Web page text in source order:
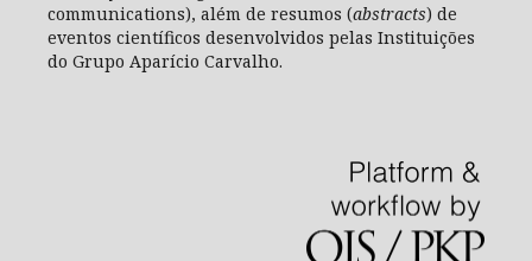
communications), além de resumos (abstracts) de
eventos científicos desenvolvidos pelas Instituições
do Grupo Aparício Carvalho.